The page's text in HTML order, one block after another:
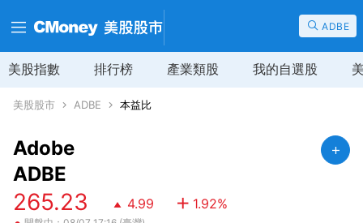
ADBE
美股指數 排行榜 產業類股 我的自選股
美股股市 ADBE 本益比
Adobe
ADBE
265.23 4.99 1.92%